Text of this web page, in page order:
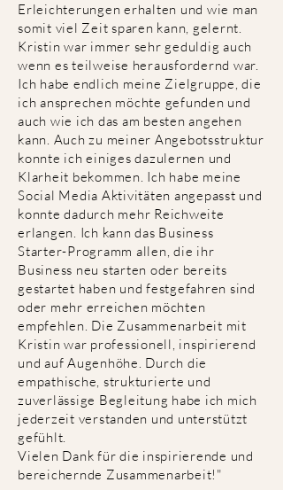
Erleichterungen erhalten und wie man
somit viel Zeit sparen kann, gelernt.
Kristin war immer sehr geduldig auch
wenn es teilweise herausfordernd war.
Ich habe endlich meine Zielgruppe, die
ich ansprechen möchte gefunden und
auch wie ich das am besten angehen
kann. Auch zu meiner Angebotsstruktur
konnte ich einiges dazulernen und
Klarheit bekommen. Ich habe meine
Social Media Aktivitäten angepasst und
konnte dadurch mehr Reichweite
erlangen. Ich kann das Business
Starter-Programm allen, die ihr
Business neu starten oder bereits
gestartet haben und festgefahren sind
oder mehr erreichen möchten
empfehlen. Die Zusammenarbeit mit
Kristin war professionell, inspirierend
und auf Augenhöhe. Durch die
empathische, strukturierte und
zuverlässige Begleitung habe ich mich
jederzeit verstanden und unterstützt
gefühlt.
Vielen Dank für die inspirierende und
bereichernde Zusammenarbeit!"